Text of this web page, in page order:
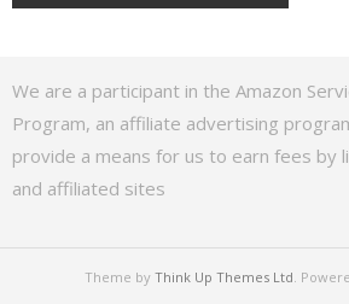
We are a participant in the Amazon
Program, an affiliate advertising
provide a means for us to earn fees by
and affiliated sites
Theme by Think Up Themes Ltd .